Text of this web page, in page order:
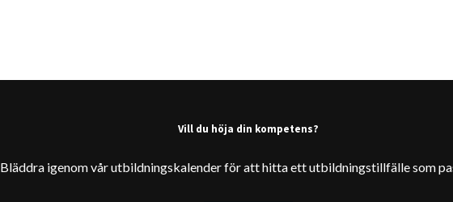
Vill du höja din kompetens?
Bläddra igenom vår utbildningskalender för att hitta ett utbildningstillfälle som